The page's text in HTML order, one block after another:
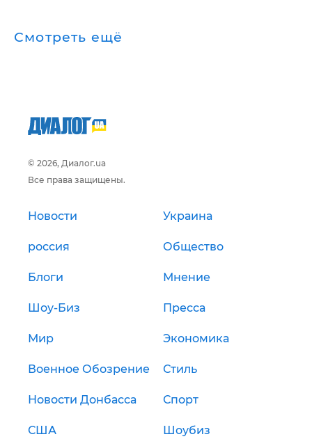
Смотреть ещё
© 2026, Диалог.ua
Все права защищены.
Новости Украина
россия Общество
Блоги Мнение
Шоу-Биз Пресса
Мир Экономика
Военное Обозрение Стиль
Новости Донбасса Спорт
США Шоубиз